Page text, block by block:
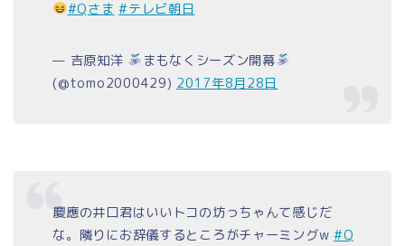
#Qさま #テレビ朝日
— 吉原知洋
まもなくシーズン開幕
(@tomo2000429) 2017年8月28日
慶應の井口君はいいトコの坊っちゃんて感じだ
な。隣りにお辞儀するところがチャーミングw#Q